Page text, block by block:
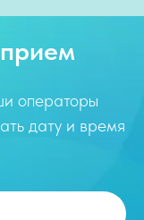
операторы
дату и время